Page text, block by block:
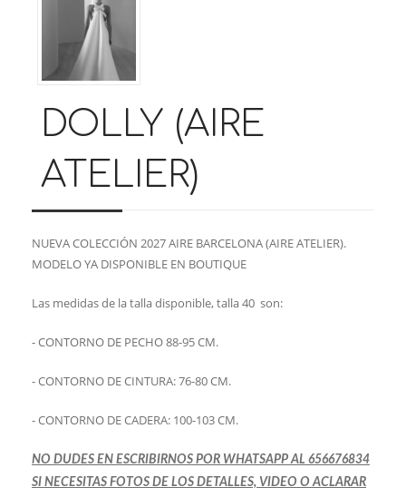
DOLLY (AIRE
ATELIER)
NUEVA COLECCIÓN 2027 AIRE BARCELONA (AIRE ATELIER).
MODELO YA DISPONIBLE EN BOUTIQUE
Las medidas de la talla disponible, talla 40 son:
- CONTORNO DE PECHO 88-95 CM.
- CONTORNO DE CINTURA: 76-80 CM.
- CONTORNO DE CADERA: 100-103 CM.
NO DUDES EN ESCRIBIRNOS POR WHATSAPP AL 656676834
SI NECESITAS FOTOS DE LOS DETALLES, VIDEO O ACLARAR